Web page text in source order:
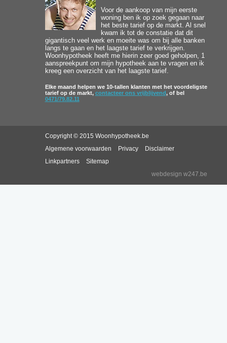
Voor de aankoop van mijn eerste
woning ben ik op zoek gegaan naar
het beste tarief op de markt. Al snel
kwam ik tot de constatie dat dit
gigantisch veel werk en moeite was om bij alle banken
langs te gaan en het laagste tarief te verkrijgen.
Woonhypotheek heeft me hierin zeer goed geholpen, 1
aanspreekpunt om mijn hypotheek aan te vragen en ik
kreeg een overzicht van het laagste tarief.
Elke maand helpen we 10-tallen klanten met het voordeligste
tarief op de markt, contacteer ons vrijblijvend, of bel
0471/79.82.11
Copyright © 2015 Woonhypotheek.be
Algemene voorwaarden
Privacy
Disclaimer
Linkpartners
Sitemap
webdesign w247.be